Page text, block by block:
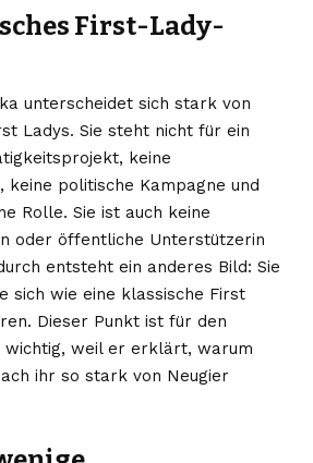
First-Lady-
unterscheidet sich stark von
Ladys. Sie steht nicht für ein
keine
keine politische Kampagne und
Rolle. Sie ist auch keine
oder öffentliche Unterstützerin
entsteht ein anderes Bild: Sie
sich wie eine klassische First
Dieser Punkt ist für den
wichtig, weil er erklärt, warum
ihr so stark von Neugier